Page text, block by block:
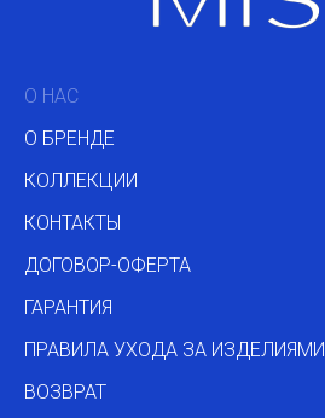
ДОГОВОР-ОФЕРТА
ГАРАНТИЯ
ПРАВИЛА УХОДА ЗА ИЗДЕЛИЯМИ
ВОЗВРАТ
О НАС
О БРЕНДЕ
КОЛЛЕКЦИИ
КОНТАКТЫ